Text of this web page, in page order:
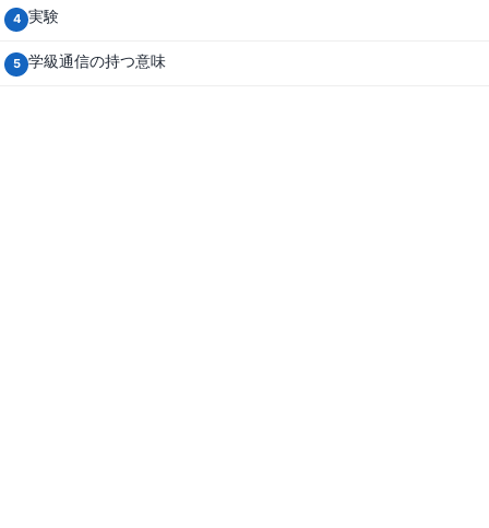
4 実験
5 学級通信の持つ意味